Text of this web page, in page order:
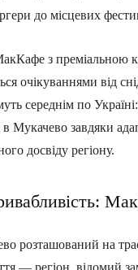
до місцевих
з преміальною
очікуваннями від
середнім по
Мукачево завдяки
досвіду регіону.
розташований на
— регіон,